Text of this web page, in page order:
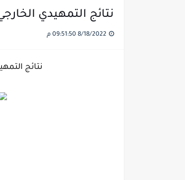
نتائج التمهيدي
نتائج